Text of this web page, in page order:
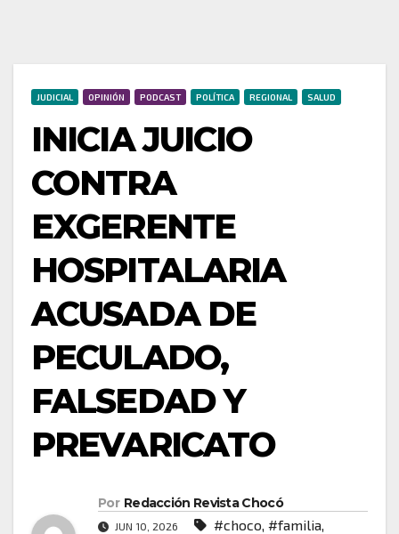
JUDICIAL OPINIÓN PODCAST POLÍTICA REGIONAL SALUD
INICIA JUICIO
CONTRA
EXGERENTE
HOSPITALARIA
ACUSADA DE
PECULADO,
FALSEDAD Y
PREVARICATO
Por Redacción Revista Chocó
JUN 10, 2026 #choco, #familia,